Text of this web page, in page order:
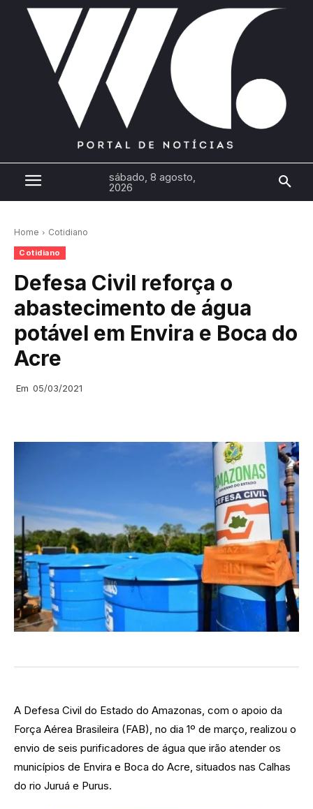
sábado, 8 agosto,
2026
Home Cotidiano
Cotidiano
Defesa Civil reforça o
abastecimento de água
potável em Envira e Boca do
Acre
Em 05/03/2021
A Defesa Civil do Estado do Amazonas, com o apoio da
Força Aérea Brasileira (FAB), no dia 1º de março, realizou o
envio de seis purificadores de água que irão atender os
municípios de Envira e Boca do Acre, situados nas Calhas
do rio Juruá e Purus.